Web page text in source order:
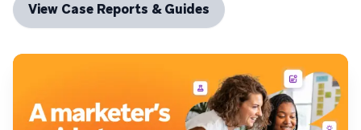
View Case Reports & Guides